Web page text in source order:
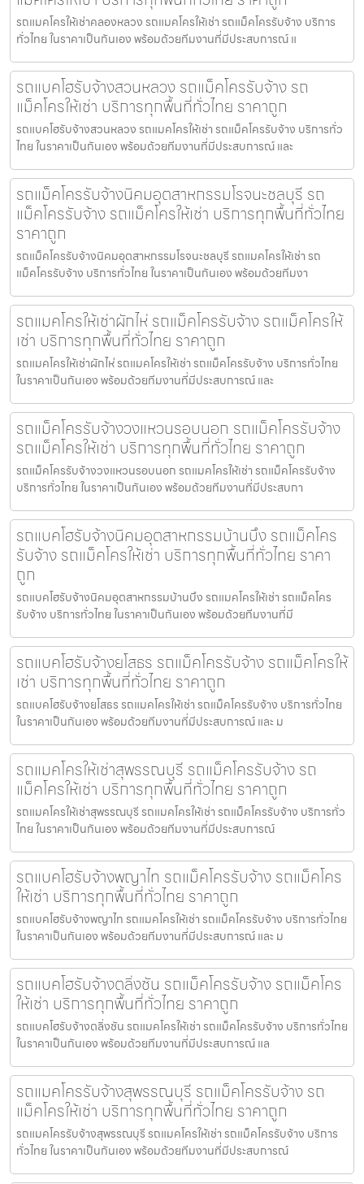
รถแมคโครให้เช่าคลองหลวง รถแมคโครให้เช่า รถแม็คโครรับจ้าง บริการ
ทั่วไทย ในราคาเป็นกันเอง พร้อมด้วยทีมงานที่มีประสบการณ์ แ
รถแบคโฮรับจ้างสวนหลวง รถแม็คโครรับจ้าง รถ
แม็คโครให้เช่า บริการทุกพื้นที่ทั่วไทย ราคาถูก
รถแบคโฮรับจ้างสวนหลวง รถแมคโครให้เช่า รถแม็คโครรับจ้าง บริการทั่ว
ไทย ในราคาเป็นกันเอง พร้อมด้วยทีมงานที่มีประสบการณ์ และ
รถแม็คโครรับจ้างนิคมอุตสาหกรรมโรจนะชลบุรี รถ
แม็คโครรับจ้าง รถแม็คโครให้เช่า บริการทุกพื้นที่ทั่วไทย
ราคาถูก
รถแม็คโครรับจ้างนิคมอุตสาหกรรมโรจนะชลบุรี รถแมคโครให้เช่า รถ
แม็คโครรับจ้าง บริการทั่วไทย ในราคาเป็นกันเอง พร้อมด้วยทีมงา
รถแมคโครให้เช่าผักไห่ รถแม็คโครรับจ้าง รถแม็คโครให้
เช่า บริการทุกพื้นที่ทั่วไทย ราคาถูก
รถแมคโครให้เช่าผักไห่ รถแมคโครให้เช่า รถแม็คโครรับจ้าง บริการทั่วไทย
ในราคาเป็นกันเอง พร้อมด้วยทีมงานที่มีประสบการณ์ และ
รถแม็คโครรับจ้างวงแหวนรอบนอก รถแม็คโครรับจ้าง
รถแม็คโครให้เช่า บริการทุกพื้นที่ทั่วไทย ราคาถูก
รถแม็คโครรับจ้างวงแหวนรอบนอก รถแมคโครให้เช่า รถแม็คโครรับจ้าง
บริการทั่วไทย ในราคาเป็นกันเอง พร้อมด้วยทีมงานที่มีประสบกา
รถแบคโฮรับจ้างนิคมอุตสาหกรรมบ้านบึง รถแม็คโคร
รับจ้าง รถแม็คโครให้เช่า บริการทุกพื้นที่ทั่วไทย ราคา
ถูก
รถแบคโฮรับจ้างนิคมอุตสาหกรรมบ้านบึง รถแมคโครให้เช่า รถแม็คโคร
รับจ้าง บริการทั่วไทย ในราคาเป็นกันเอง พร้อมด้วยทีมงานที่มี
รถแบคโฮรับจ้างยโสธร รถแม็คโครรับจ้าง รถแม็คโครให้
เช่า บริการทุกพื้นที่ทั่วไทย ราคาถูก
รถแบคโฮรับจ้างยโสธร รถแมคโครให้เช่า รถแม็คโครรับจ้าง บริการทั่วไทย
ในราคาเป็นกันเอง พร้อมด้วยทีมงานที่มีประสบการณ์ และ ม
รถแมคโครให้เช่าสุพรรณบุรี รถแม็คโครรับจ้าง รถ
แม็คโครให้เช่า บริการทุกพื้นที่ทั่วไทย ราคาถูก
รถแมคโครให้เช่าสุพรรณบุรี รถแมคโครให้เช่า รถแม็คโครรับจ้าง บริการทั่ว
ไทย ในราคาเป็นกันเอง พร้อมด้วยทีมงานที่มีประสบการณ์
รถแบคโฮรับจ้างพญาไท รถแม็คโครรับจ้าง รถแม็คโคร
ให้เช่า บริการทุกพื้นที่ทั่วไทย ราคาถูก
รถแบคโฮรับจ้างพญาไท รถแมคโครให้เช่า รถแม็คโครรับจ้าง บริการทั่วไทย
ในราคาเป็นกันเอง พร้อมด้วยทีมงานที่มีประสบการณ์ และ ม
รถแบคโฮรับจ้างตลิ่งชัน รถแม็คโครรับจ้าง รถแม็คโคร
ให้เช่า บริการทุกพื้นที่ทั่วไทย ราคาถูก
รถแบคโฮรับจ้างตลิ่งชัน รถแมคโครให้เช่า รถแม็คโครรับจ้าง บริการทั่วไทย
ในราคาเป็นกันเอง พร้อมด้วยทีมงานที่มีประสบการณ์ แล
รถแมคโครรับจ้างสุพรรณบุรี รถแม็คโครรับจ้าง รถ
แม็คโครให้เช่า บริการทุกพื้นที่ทั่วไทย ราคาถูก
รถแมคโครรับจ้างสุพรรณบุรี รถแมคโครให้เช่า รถแม็คโครรับจ้าง บริการ
ทั่วไทย ในราคาเป็นกันเอง พร้อมด้วยทีมงานที่มีประสบการณ์